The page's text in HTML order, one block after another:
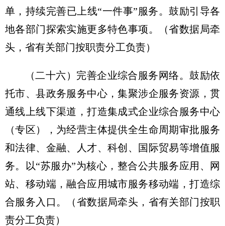
单，持续完善已上线“一件事”服务。鼓励引导各
地各部门探索实施更多特色事项。
（省数据局牵
头，省有关部门按职责分工负责）
（二十六）完善企业综合服务网络。鼓励依
托市、县政务服务中心，集聚涉企服务资源，贯
通线上线下渠道，打造集成式企业综合服务中心
（专区），为经营主体提供全生命周期审批服务
和法律、金融、人才、科创、国际贸易等增值服
务。以“苏服办”为核心，整合公共服务应用、网
站、移动端，融合应用城市服务移动端，打造综
合服务入口。
（省数据局牵头，省有关部门按职
责分工负责）